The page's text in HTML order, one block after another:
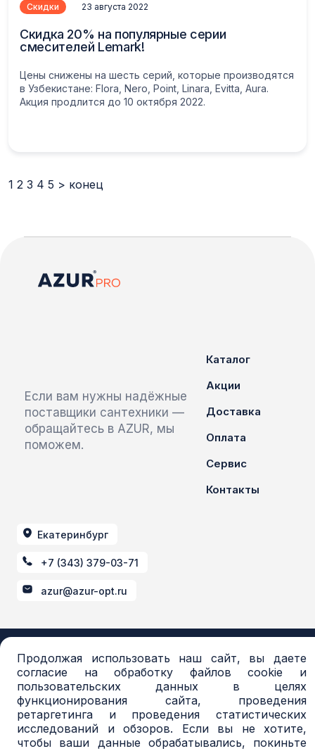
Скидки 23 августа 2022
Скидка 20% на популярные серии
смесителей Lemark!
Цены снижены на шесть серий, которые производятся
в Узбекистане: Flora, Nero, Point, Linara, Evitta, Aura.
Акция продлится до 10 октября 2022.
1 2 3 4 5 > конец
Продолжая использовать наш сайт, вы даете
согласие на обработку файлов cookie и
пользовательских данных в целях
функционирования сайта, проведения
ретаргетинга и проведения статистических
исследований и обзоров. Если вы не хотите,
чтобы ваши данные обрабатывались, покиньте
Если вам нужны надёжные
поставщики сантехники —
обращайтесь в AZUR, мы
поможем.
Каталог
Акции
Доставка
Оплата
Сервис
Контакты
Екатеринбург
+7 (343) 379-03-71
azur@azur-opt.ru
права защищены.
Политика в отношении обработки
персональных данных
Согласие на обработку персональных данных
Политика обработки файлов cookie
Согласие на обработку файлов cookie